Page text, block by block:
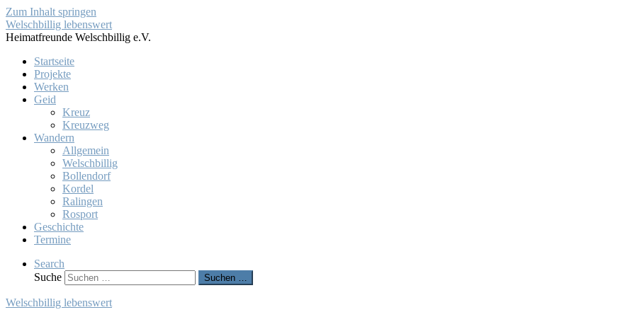
Zum Inhalt springen
Welschbillig lebenswert
Heimatfreunde Welschbillig e.V.
Startseite
Projekte
Werken
Geid
Kreuz
Kreuzweg
Wandern
Allgemein
Welschbillig
Bollendorf
Kordel
Ralingen
Rosport
Geschichte
Termine
Search
Suche
Suchen …
Welschbillig lebenswert